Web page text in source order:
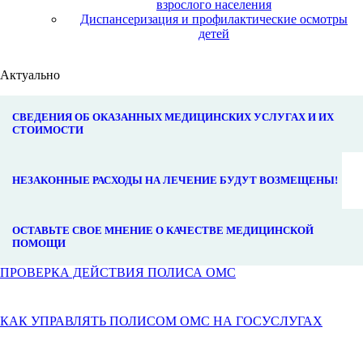
взрослого населения
Диспансеризация и профилактические осмотры
детей
Актуально
СВЕДЕНИЯ ОБ ОКАЗАННЫХ МЕДИЦИНСКИХ УСЛУГАХ И ИХ
СТОИМОСТИ
НЕЗАКОННЫЕ РАСХОДЫ НА ЛЕЧЕНИЕ БУДУТ ВОЗМЕЩЕНЫ!
ОСТАВЬТЕ СВОЕ МНЕНИЕ О КАЧЕСТВЕ МЕДИЦИНСКОЙ
ПОМОЩИ
ПРОВЕРКА ДЕЙСТВИЯ ПОЛИСА ОМС
КАК УПРАВЛЯТЬ ПОЛИСОМ ОМС НА ГОСУСЛУГАХ